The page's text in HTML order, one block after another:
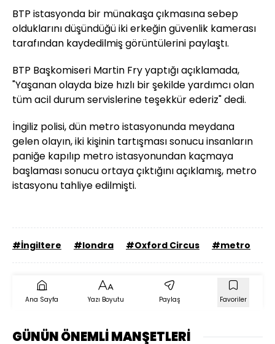
BTP istasyonda bir münakaşa çıkmasına sebep
olduklarını düşündüğü iki erkeğin güvenlik kamerası
tarafından kaydedilmiş görüntülerini paylaştı.
BTP Başkomiseri Martin Fry yaptığı açıklamada,
"Yaşanan olayda bize hızlı bir şekilde yardımcı olan
tüm acil durum servislerine teşekkür ederiz" dedi.
İngiliz polisi, dün metro istasyonunda meydana
gelen olayın, iki kişinin tartışması sonucu insanların
paniğe kapılıp metro istasyonundan kaçmaya
başlaması sonucu ortaya çıktığını açıklamış, metro
istasyonu tahliye edilmişti.
#İngiltere #londra #Oxford Circus #metro
Ana Sayfa Yazı Boyutu Paylaş Favoriler
GÜNÜN ÖNEMLİ MANŞETLERİ